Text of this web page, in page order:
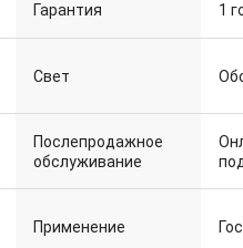
Гарантия 1
Свет
Послепродажное
обслуживание
Применение